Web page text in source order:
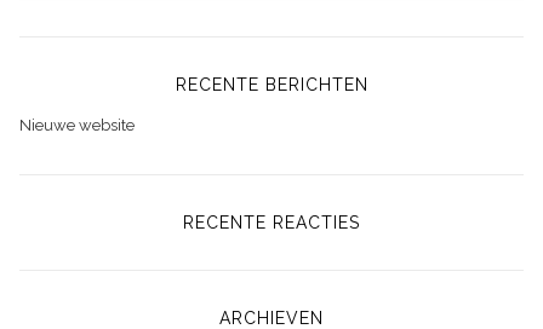
RECENTE BERICHTEN
Nieuwe website
RECENTE REACTIES
ARCHIEVEN